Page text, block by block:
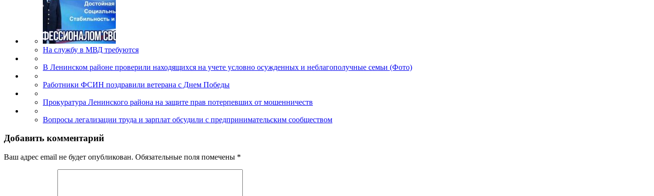
На службу в МВД требуются
В Ленинском районе проверили находящихся на учете условно осужденных и неблагополучные семьи (Фото)
Работники ФСИН поздравили ветерана с Днем Победы
Прокуратура Ленинского района на защите прав потерпевших от мошенничеств
Вопросы легализации труда и зарплат обсудили с предпринимательским сообществом
Добавить комментарий
Ваш адрес email не будет опубликован. Обязательные поля помечены *